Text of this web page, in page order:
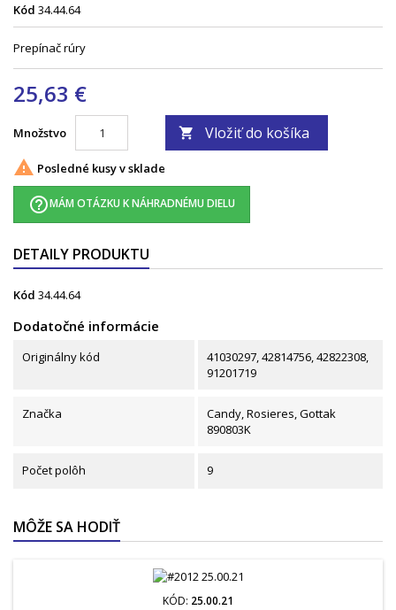
Kód 34.44.64
Prepínač rúry
25,63 €
Množstvo  Vložiť do košíka
 Posledné kusy v sklade
help_outlineMÁM OTÁZKU K NÁHRADNÉMU DIELU
DETAILY PRODUKTU
Kód 34.44.64
Dodatočné informácie
Originálny kód
41030297, 42814756, 42822308,
91201719
Značka
Candy, Rosieres, Gottak
890803K
Počet polôh 9
MÔŽE SA HODIŤ
KÓD: 25.00.21